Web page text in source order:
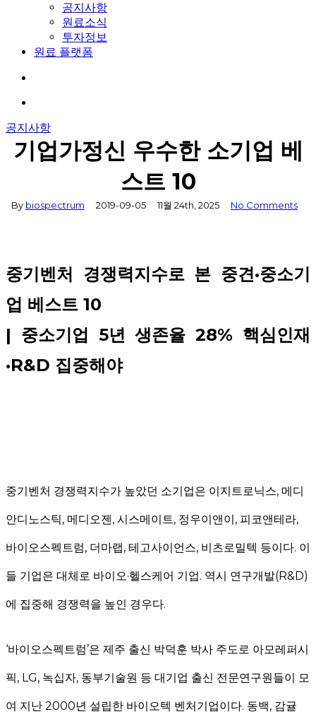
공지사항
원료소식
투자정보
원료 플랫폼
공지사항
기업가정신 우수한 소기업 베
스트 10
By biospectrum 2019-09-05 11월 24th, 2025 No Comments
중기벤처 경쟁력지수로 본 중견·중소기
업 베스트 10
| 중소기업 5년 생존율 28% 핵심인재
·R&D 집중해야
중기벤처 경쟁력지수가 높았던 소기업은 이지트로닉스, 메디
안디노스틱, 메디오젠, 시스메이트, 정우이앤이, 피코앤테라,
바이오스펙트럼, 더마랩, 테고사이언스, 비츠로밀텍 등이다. 이
들 기업은 대체로 바이오·헬스케어 기업. 역시 연구개발(R&D)
에 집중해 경쟁력을 높인 경우다.
‘바이오스펙트럼’은 제주 출신 박덕훈 박사 주도로 아모레퍼시
픽, LG, 녹십자, 동부기술원 등 대기업 출신 전문연구원들이 모
여 지난 2000년 설립한 바이오텍 벤처기업이다. 동백, 감귤